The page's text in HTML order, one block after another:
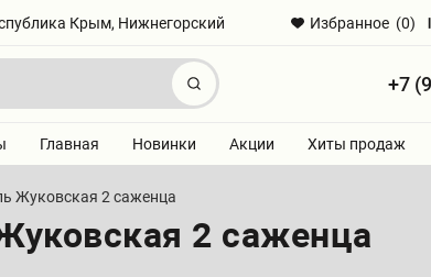
Крым, Нижнегорский Избранное (0)
Найти +7
Главная Новинки Акции Хиты продаж
Жуковская 2 саженца
2 саженца